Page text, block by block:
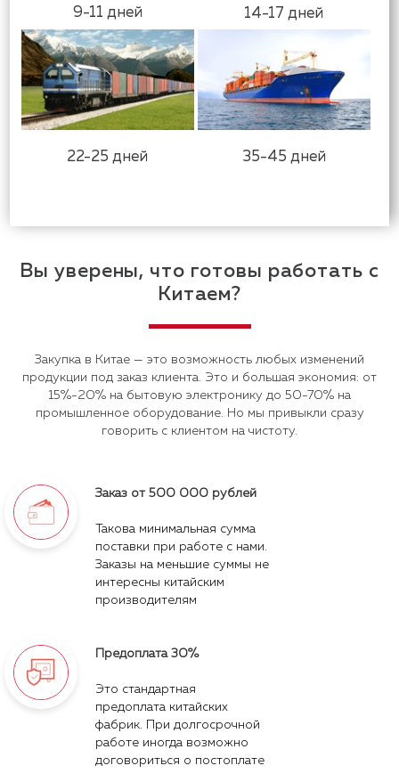
9-11 дней 14-17 дней
22-25 дней 35-45 дней
Вы уверены, что готовы работать с
Китаем?
Закупка в Китае — это возможность любых изменений
продукции под заказ клиента. Это и большая экономия: от
15%-20% на бытовую электронику до 50-70% на
промышленное оборудование. Но мы привыкли сразу
говорить с клиентом на чистоту.
Заказ от 500 000 рублей
Такова минимальная сумма
поставки при работе с нами.
Заказы на меньшие суммы не
интересны китайским
производителям
Предоплата 30%
Это стандартная
предоплата китайских
фабрик. При долгосрочной
работе иногда возможно
договориться о постоплате